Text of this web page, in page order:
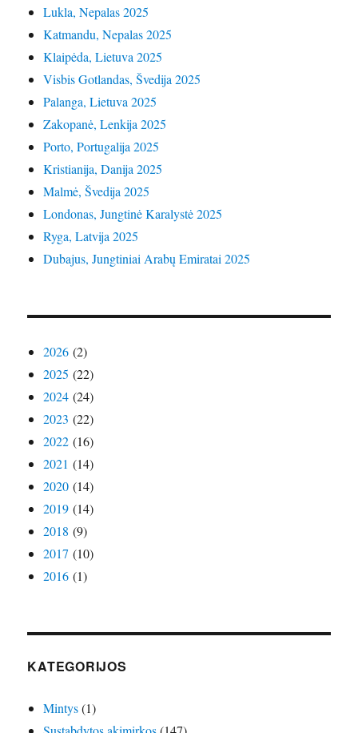
Lukla, Nepalas 2025
Katmandu, Nepalas 2025
Klaipėda, Lietuva 2025
Visbis Gotlandas, Švedija 2025
Palanga, Lietuva 2025
Zakopanė, Lenkija 2025
Porto, Portugalija 2025
Kristianija, Danija 2025
Malmė, Švedija 2025
Londonas, Jungtinė Karalystė 2025
Ryga, Latvija 2025
Dubajus, Jungtiniai Arabų Emiratai 2025
2026 (2)
2025 (22)
2024 (24)
2023 (22)
2022 (16)
2021 (14)
2020 (14)
2019 (14)
2018 (9)
2017 (10)
2016 (1)
KATEGORIJOS
Mintys(1)